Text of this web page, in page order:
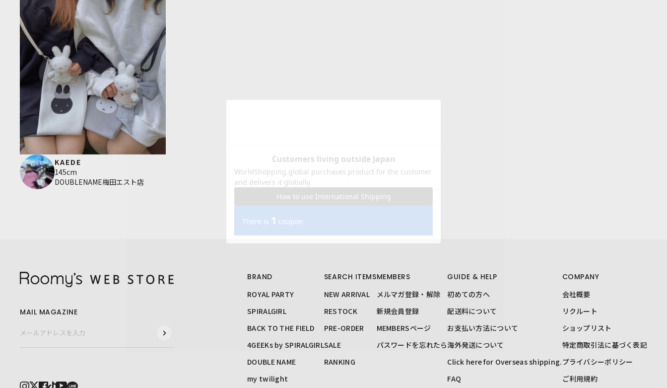
KAEDE
145cm
DOUBLENAME梅田エスト店
BRAND
ROYAL PARTY
SPIRALGIRL
BACK TO THE FIELD
4GEEKs by SPIRALGIRL
DOUBLE NAME
my twilight
SEARCH ITEMS
NEW ARRIVAL
RESTOCK
PRE-ORDER
SALE
RANKING
MEMBERS
メルマガ登録・解除
新規会員登録
MEMBERSページ
パスワードを忘れたら
GUIDE & HELP
初めての方へ
配送料について
お支払い方法について
海外発送について
Click here for Overseas shipping.
FAQ
COMPANY
会社概要
リクルート
ショップリスト
特定商取引法に基づく表記
プライバシーポリシー
ご利用規約
MAIL MAGAZINE